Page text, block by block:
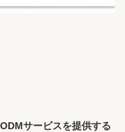
サービスを提供する